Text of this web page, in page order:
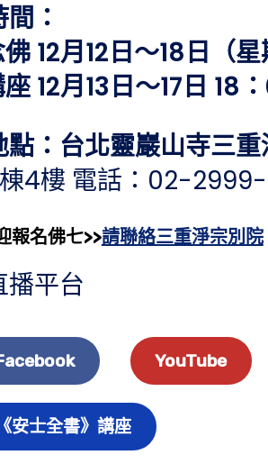
間：
12月12日～18日（星
12月13日～17日 18
點：台北靈巖山寺三
4樓 電話：02-
報名佛七>>請聯絡三重淨宗別院
播平台
YouTube
《安士全書》講座